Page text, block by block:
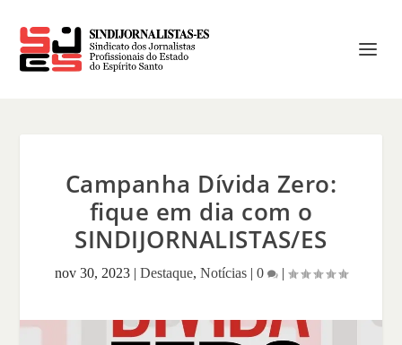
Campanha Dívida Zero:
fique em dia com o
SINDIJORNALISTAS/ES
nov 30, 2023 | Destaque, Notícias | 0 |